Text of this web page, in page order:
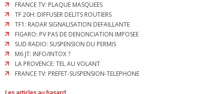
FRANCE TV: PLAQUE MASQUEES
TF 20H: DIFFUSER DELITS ROUTIERS
TF1: RADAR SIGNALISATION DEFAILLANTE
FIGARO: PV PAS DE DENONCIATION IMPOSEE
SUD RADIO: SUSPENSION DU PERMIS
M6 JT: INFO/INTOX ?
LA PROVENCE: TEL AU VOLANT
FRANCE TV: PREFET-SUSPENSION-TELEPHONE